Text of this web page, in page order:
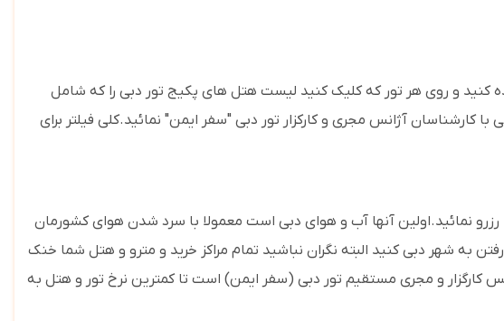
کنید و روی هر تور که کلیک کنید لیست هتل های پکیج تور دبی را که شامل
آژانس مجری و کارکزار تور دبی "سفر ایمن" نمائید.کلی فیلتر برای
رزرو نمائید.اولین آنها آب و هوای دبی است معمولا با سرد شدن هوای کشورمان
به شهر دبی کنید البته نگران نباشید تمام مراکز خرید و مترو و هتل شما خنک
های 4 و 5 ستاره است.سومین عامل انتخاب آژانس کارگزار و مجری مستقیم تور دبی (سفر ایمن) است تا کمترین نرخ تور و هتل به